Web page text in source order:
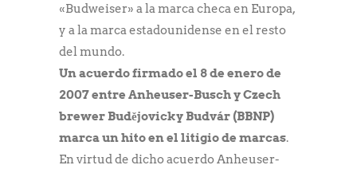
«Budweiser» a la marca checa en Europa,
y a la marca estadounidense en el resto
del mundo.
Un acuerdo firmado el 8 de enero de
2007 entre Anheuser-Busch y Czech
brewer Budějovicky Budvár (BBNP)
marca un hito en el litigio de marcas.
En virtud de dicho acuerdo Anheuser-